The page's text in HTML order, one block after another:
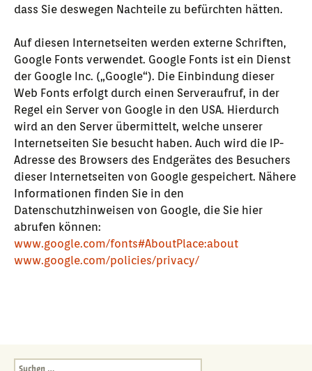
dass Sie deswegen Nachteile zu befürchten hätten.
Auf diesen Internetseiten werden externe Schriften,
Google Fonts verwendet. Google Fonts ist ein Dienst
der Google Inc. („Google“). Die Einbindung dieser
Web Fonts erfolgt durch einen Serveraufruf, in der
Regel ein Server von Google in den USA. Hierdurch
wird an den Server übermittelt, welche unserer
Internetseiten Sie besucht haben. Auch wird die IP-
Adresse des Browsers des Endgerätes des Besuchers
dieser Internetseiten von Google gespeichert. Nähere
Informationen finden Sie in den
Datenschutzhinweisen von Google, die Sie hier
abrufen können:
www.google.com/fonts#AboutPlace:about
www.google.com/policies/privacy/
Suchen